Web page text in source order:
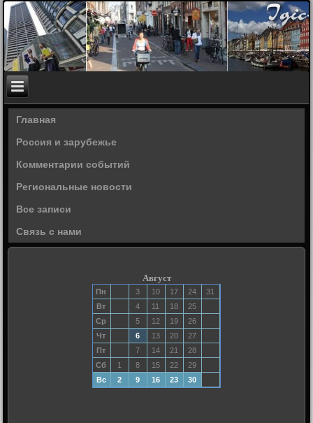
Главная
Россия и зарубежье
Комментарии событий
Региональные новости
Все записи
Связь с нами
Август
Пн 3 10 17 24
31
Вт
4 11 18
25
Ср
5 12 19
26
Чт
6 13 20
27
Пт
7 14 21
28
Сб
1 8 15 22
29
Вс
2 9 16 23 30